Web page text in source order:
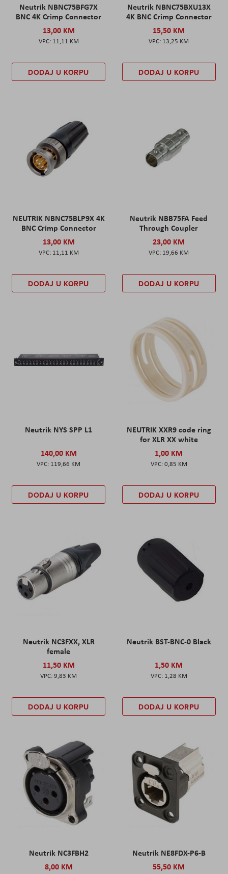
Neutrik NBNC75BFG7X
BNC 4K Crimp Connector
13,00 KM
11,11 KM
DODAJ U KORPU
Neutrik NBNC75BXU13X
4K BNC Crimp Connector
15,50 KM
13,25 KM
DODAJ U KORPU
NEUTRIK NBNC75BLP9X 4K
BNC Crimp Connector
13,00 KM
11,11 KM
DODAJ U KORPU
Neutrik NBB75FA Feed
Through Coupler
23,00 KM
19,66 KM
DODAJ U KORPU
Neutrik NYS SPP L1
140,00 KM
119,66 KM
DODAJ U KORPU
NEUTRIK XXR9 code ring
for XLR XX white
1,00 KM
0,85 KM
DODAJ U KORPU
Neutrik NC3FXX, XLR
female
11,50 KM
9,83 KM
DODAJ U KORPU
Neutrik BST-BNC-0 Black
1,50 KM
1,28 KM
DODAJ U KORPU
Neutrik NC3FBH2
8,00 KM
Neutrik NE8FDX-P6-B
55,50 KM